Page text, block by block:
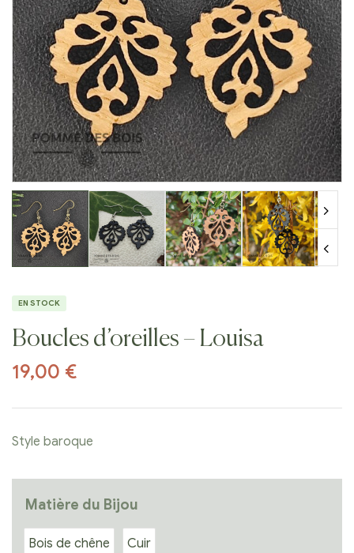
EN STOCK
Boucles d’oreilles – Louisa
19,00 €
Style baroque
Matière du Bijou
Bois de chêne Cuir